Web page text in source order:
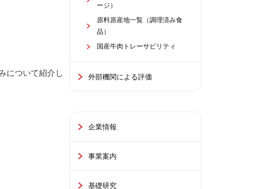
について紹介し
ージ）
原料原産地一覧（調理済み食
品）
国産牛肉トレーサビリティ
外部機関による評価
企業情報
事業案内
基礎研究